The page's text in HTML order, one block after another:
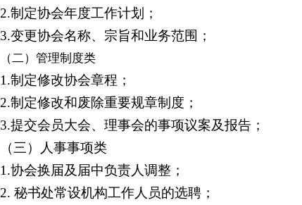
2.制定协会年度工作计划；
3.变更协会名称、宗旨和业务范围；
（二）管理制度类
1.制定修改协会章程；
2.制定修改和废除重要规章制度；
3.提交会员大会、理事会的事项议案及报告；
（三）人事事项类
1.协会换届及届中负责人调整；
2. 秘书处常设机构工作人员的选聘；